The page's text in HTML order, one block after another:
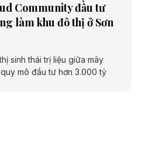
Community đầu tư
làm khu đô thị ở Sơn
sinh thái trị liệu giữa mây
mô đầu tư hơn 3.000 tỷ